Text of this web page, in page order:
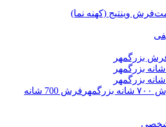
فرش وینتیج (کهنه نما)
بزرگمهر
فرش 700 شانه
شخصی